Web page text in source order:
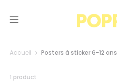
Accueil Posters à sticker 6-12 ans
1 product